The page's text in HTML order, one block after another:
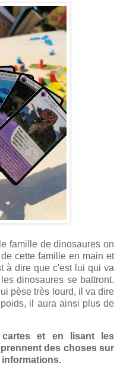
famille de dinosaures on
cette famille en main et
à dire que c'est lui qui va
dinosaures se battront.
pèse très lourd, il va dire
il aura ainsi plus de
et en lisant les
des choses sur
informations.